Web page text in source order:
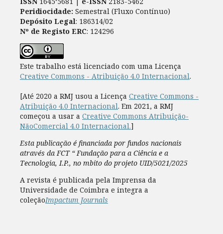
Peridiocidade: Semestral (Fluxo Contínuo)
Depósito Legal: 186314/02
Nº de Registo ERC: 124296
Este trabalho está licenciado com uma Licença
Creative Commons - Atribuição 4.0 Internacional.
[Até 2020 a RMJ usou a Licença Creative Commons -
Atribuição 4.0 Internacional. Em 2021, a RMJ
começou a usar a Creative Commons Atribuição-
NãoComercial 4.0 Internacional.]
Esta publicação é financiada por fundos nacionais
através da FCT “ Fundação para a Ciência e a
Tecnologia, I.P., no mbito do projeto UID/5021/2025
A revista é publicada pela Imprensa da
Universidade de Coimbra e integra a
coleçãoImpactum Journals